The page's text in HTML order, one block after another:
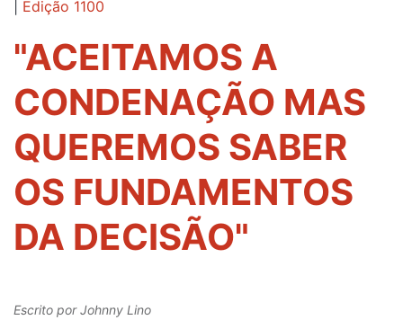
Edição 1100
"ACEITAMOS A
CONDENAÇÃO MAS
QUEREMOS SABER
OS FUNDAMENTOS
DA DECISÃO"
Escrito porJohnny Lino